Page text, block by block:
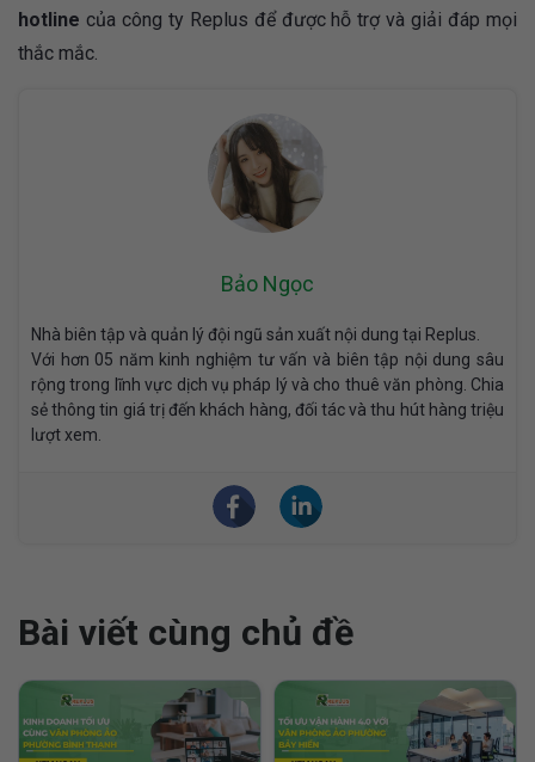
hotline của công ty Replus để được hỗ trợ và giải đáp mọi
thắc mắc.
Bảo Ngọc
Nhà biên tập và quản lý đội ngũ sản xuất nội dung tại Replus.
Với hơn 05 năm kinh nghiệm tư vấn và biên tập nội dung sâu
rộng trong lĩnh vực dịch vụ pháp lý và cho thuê văn phòng. Chia
sẻ thông tin giá trị đến khách hàng, đối tác và thu hút hàng triệu
lượt xem.
Bài viết cùng chủ đề